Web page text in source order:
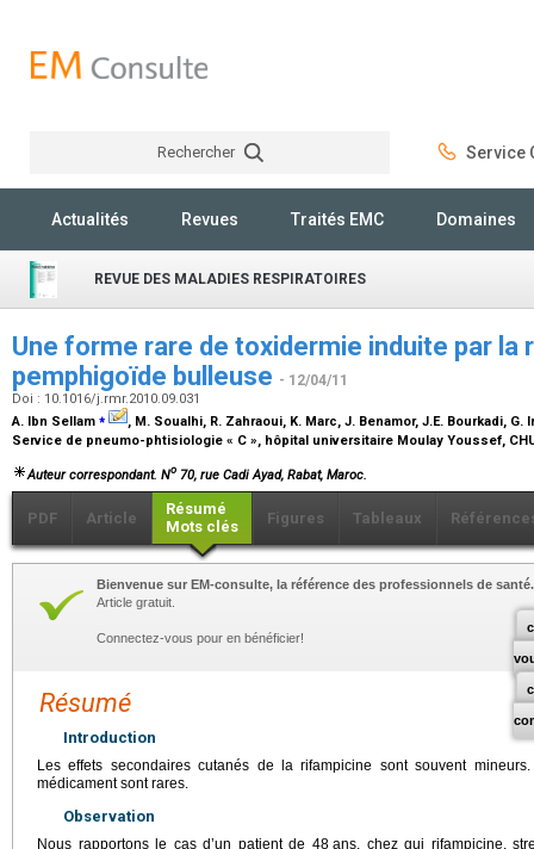
Rechercher Service
Actualités Revues Traités EMC Domaines
REVUE DES MALADIES RESPIRATOIRES
Une forme rare de toxidermie induite par la
pemphigoïde bulleuse - 12/04/11
Doi : 10.1016/j.rmr.2010.09.031
A. Ibn Sellam ⁎
, M. Soualhi, R. Zahraoui, K. Marc, J. Benamor, J.E. Bourkadi, G.
Service de pneumo-phtisiologie « C », hôpital universitaire Moulay Youssef,
Auteur correspondant. No 70, rue Cadi Ayad, Rabat, Maroc.
PDF Article
Résumé
Mots clés
Figures Tableaux
Bienvenue sur EM-consulte, la référence des professionnels de santé.
Article gratuit.
Connectez-vous pour en bénéficier!
Résumé
Introduction
Les effets secondaires cutanés de la rifampicine sont souvent
médicament sont rares.
Observation
Nous rapportons le cas d’un patient de 48 ans, chez qui rifampicine,